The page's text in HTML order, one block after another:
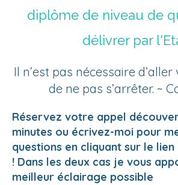
diplôme de niveau de
délivrer par
Il n’est pas nécessaire
de ne pas s’arrêter. ~
Réservez votre appel
minutes ou écrivez-moi pour
questions en cliquant sur le lien
! Dans les deux cas je vous
meilleur éclairage possible